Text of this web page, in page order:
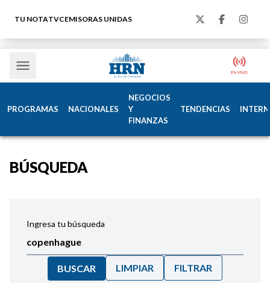
TU NOTATVCEMISORAS UNIDAS
PROGRAMAS NACIONALES
NEGOCIOS
Y
FINANZAS
TENDENCIAS
BÚSQUEDA
Ingresa tu búsqueda
BUSCAR LIMPIAR FILTRAR